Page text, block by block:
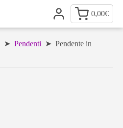
0,00€
➤ Pendenti ➤ Pendente in